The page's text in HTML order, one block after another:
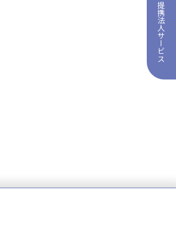
提携法人サービス